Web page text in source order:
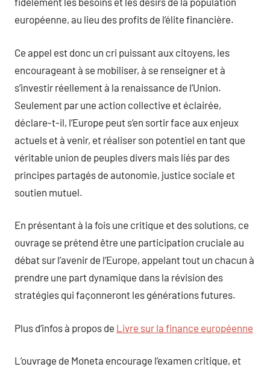
européenne, au lieu des profits de l’élite financière.
Ce appel est donc un cri puissant aux citoyens, les
encourageant à se mobiliser, à se renseigner et à
s’investir réellement à la renaissance de l’Union.
Seulement par une action collective et éclairée,
déclare-t-il, l’Europe peut s’en sortir face aux enjeux
actuels et à venir, et réaliser son potentiel en tant que
véritable union de peuples divers mais liés par des
principes partagés de autonomie, justice sociale et
soutien mutuel.
En présentant à la fois une critique et des solutions, ce
ouvrage se prétend être une participation cruciale au
débat sur l’avenir de l’Europe, appelant tout un chacun à
prendre une part dynamique dans la révision des
stratégies qui façonneront les générations futures.
Plus d’infos à propos de Livre sur la finance européenne
L’ouvrage de Moneta encourage l’examen critique, et